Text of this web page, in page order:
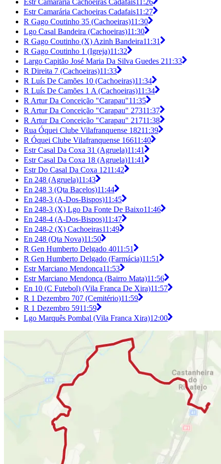
Estr Camarária Cachoeiras Cadafais11:26
Estr Camarária Cachoeiras Cadafais11:27
R Gago Coutinho 35 (Cachoeiras)11:30
Lgo Casal Bandeira (Cachoeiras)11:30
R Gago Coutinho (X) Azinh Bandeira11:31
R Gago Coutinho 1 (Igreja)11:32
Largo Capitão José Maria Da Silva Guedes 211:33
R Direita 7 (Cachoeiras)11:33
R Luís De Camões 10 (Cachoeiras)11:34
R Luís De Camões 1 A (Cachoeiras)11:34
R Artur Da Conceição "Carapau"11:35
R Artur Da Conceição "Carapau" 27311:37
R Artur Da Conceição "Carapau" 21711:38
Rua Óquei Clube Vilafranquense 18211:39
R Óquei Clube Vilafranquense 16611:40
Estr Casal Da Coxa 31 (Agruela)11:41
Estr Casal Da Coxa 18 (Agruela)11:41
Estr Do Casal Da Coxa 1211:42
En 248 (Agruela)11:43
En 248 3 (Qta Bacelos)11:44
En 248-3 (A-Dos-Bispos)11:45
En 248-3 (X) Lgo Da Fonte De Baixo11:46
En 248-4 (A-Dos-Bispos)11:47
En 248-2 (X) Cachoeiras11:49
En 248 (Qta Nova)11:50
R Gen Humberto Delgado 4011:51
R Gen Humberto Delgado (Farmácia)11:51
Estr Marciano Mendonça11:53
Estr Marciano Mendonça (Bairro Mata)11:56
En 10 (C Futebol) (Vila Franca De Xira)11:57
R 1 Dezembro 707 (Cemitério)11:59
R 1 Dezembro 5911:59
Lgo Marquês Pombal (Vila Franca Xira)12:00